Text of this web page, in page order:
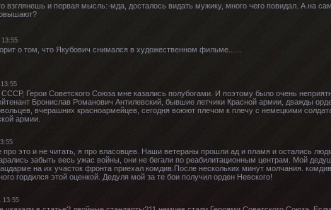
взглянешь и первая мысль:-мда, досталось видать мужику, много чего повидал. А на
13:55
о том, что Якубович снимался в художественном фильме......
Герои Советского Союза мне казались полубогами. И поэтому было очень
Бронислав Романович Антилевский, бывшие летчики Красной армии, дважды
вчерашних красноармейцев, сегодня воюют плечом к плечу с немецкими
армии.
про это и не читать, я про власовцев. Наши ветераны прошли ад и пламя и остались
забыть весь ужас войны, они не бегали по реабилитационным центрам. Мой
на их участок фронта приехал комдив.После нескольких минут молчания.
гордился этой оценкой. Дедуля мой за те бои получил орден Невского!
13:55